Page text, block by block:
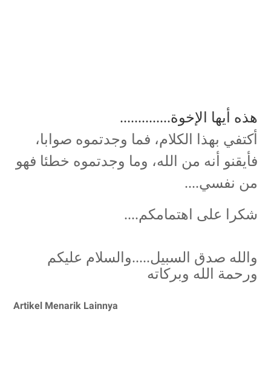
هذه أيها الإخوة..............
أكتفي بهذا الكلام، فما وجدتموه صوابا،
فأيقنو أنه من الله، وما وجدتموه خطئا فهو
من نفسي....
شكرا على اهتمامكم....
والله صدق السبيل.....والسلام عليكم
ورحمة الله وبركاته
Artikel Menarik Lainnya